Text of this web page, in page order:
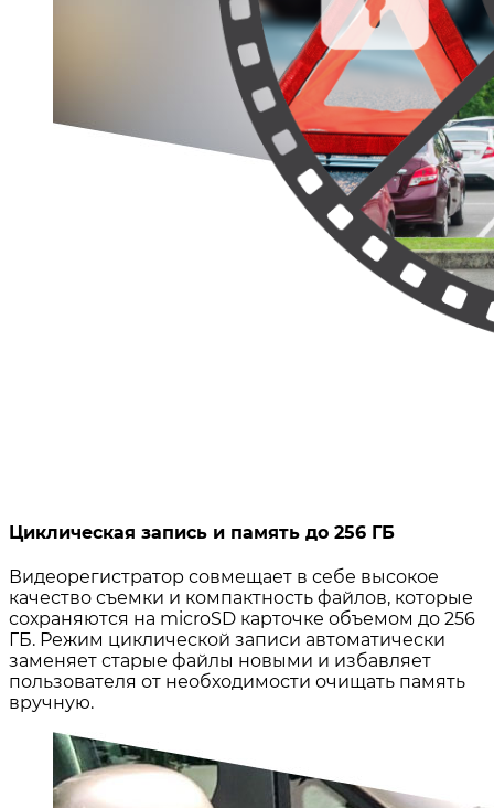
Циклическая запись и память до 256 ГБ
Видеорегистратор совмещает в себе высокое
качество съемки и компактность файлов, которые
сохраняются на microSD карточке объемом до 256
ГБ. Режим циклической записи автоматически
заменяет старые файлы новыми и избавляет
пользователя от необходимости очищать память
вручную.